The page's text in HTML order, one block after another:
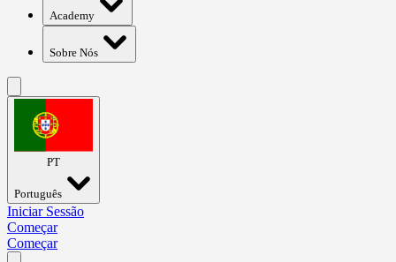
Academy
Sobre Nós
PT
Português
Iniciar Sessão
Começar
Começar